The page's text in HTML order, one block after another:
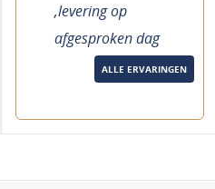
,levering op
afgesproken dag
en nalevering
gebracht."
ALLE ERVARINGEN